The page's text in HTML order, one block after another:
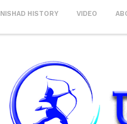
NISHAD HISTORY VIDEO